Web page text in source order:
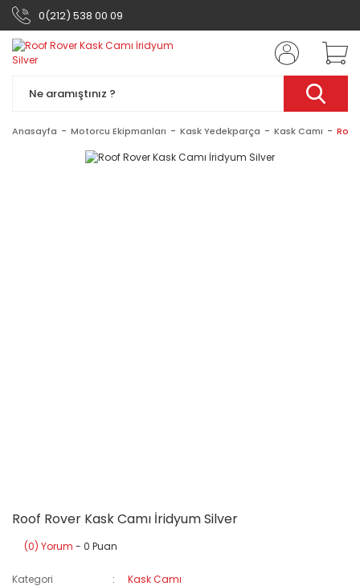
0(212) 538 00 09
Anasayfa Motorcu Ekipmanları Kask Yedekparça Kask Camı Roof
Roof Rover Kask Camı İridyum Silver
(0) Yorum - 0 Puan
Kategori
Kask Camı